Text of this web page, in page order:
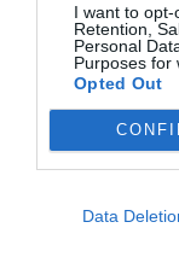
I want to opt-
Retention,
Personal
Purposes for
Opted Out
Data